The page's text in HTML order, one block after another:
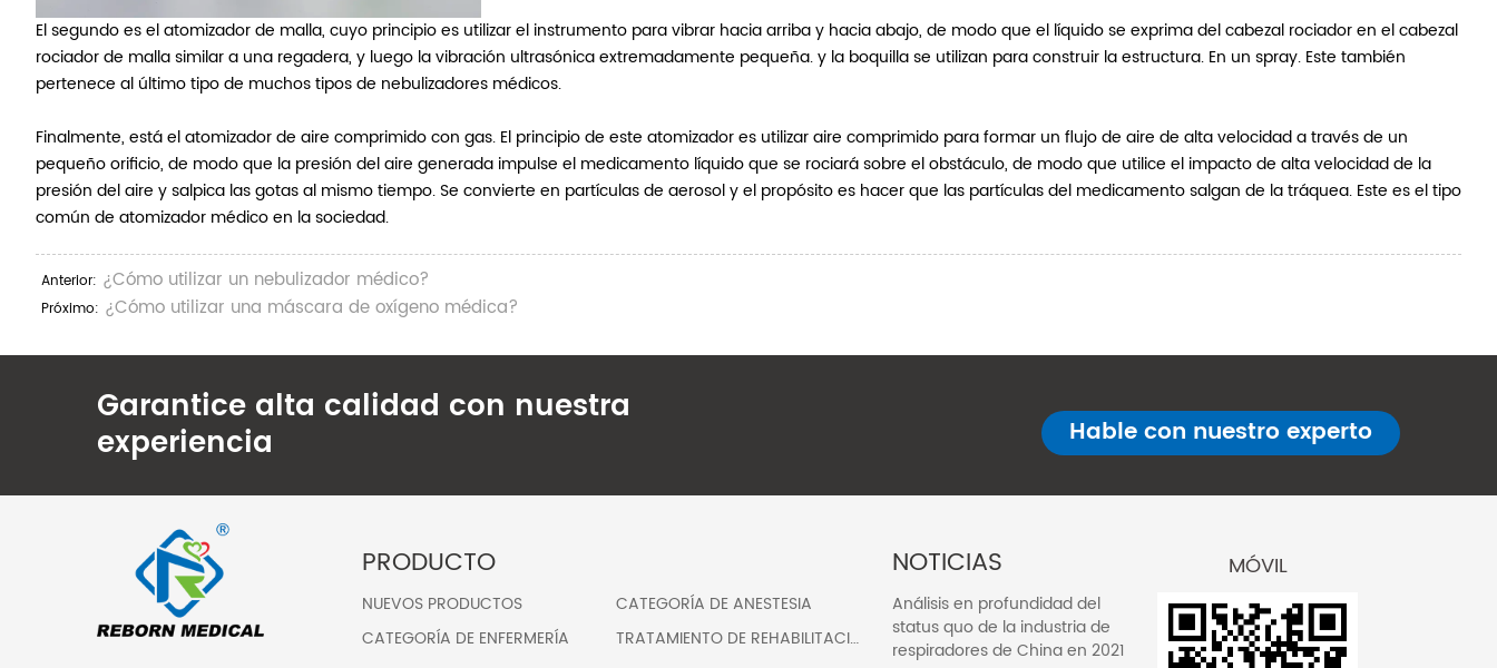
El segundo es el atomizador de malla, cuyo principio es utilizar el instrumento para vibrar hacia arriba y hacia abajo, de modo que el líquido se exprima del cabezal rociador en el cabezal
rociador de malla similar a una regadera, y luego la vibración ultrasónica extremadamente pequeña. y la boquilla se utilizan para construir la estructura. En un spray. Este también
pertenece al último tipo de muchos tipos de nebulizadores médicos.
Finalmente, está el atomizador de aire comprimido con gas. El principio de este atomizador es utilizar aire comprimido para formar un flujo de aire de alta velocidad a través de un
pequeño orificio, de modo que la presión del aire generada impulse el medicamento líquido que se rociará sobre el obstáculo, de modo que utilice el impacto de alta velocidad de la
presión del aire y salpica las gotas al mismo tiempo. Se convierte en partículas de aerosol y el propósito es hacer que las partículas del medicamento salgan de la tráquea. Este es el tipo
común de atomizador médico en la sociedad.
Anterior: ¿Cómo utilizar un nebulizador médico?
Próximo: ¿Cómo utilizar una máscara de oxígeno médica?
Garantice alta calidad con nuestra
experiencia Hable con nuestro experto
PRODUCTO
NUEVOS PRODUCTOS
CATEGORÍA DE ANESTESIA
CATEGORÍA DE ENFERMERÍA
TRATAMIENTO DE REHABILITACIÓN
NOTICIAS
Análisis en profundidad del
status quo de la industria de
respiradores de China en 2021
MÓVIL